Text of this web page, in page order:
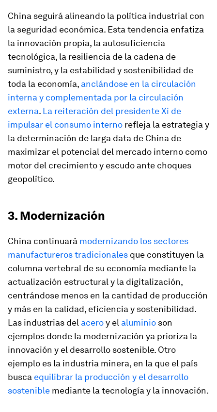
China seguirá alineando la política industrial con
la seguridad económica. Esta tendencia enfatiza
la innovación propia, la autosuficiencia
tecnológica, la resiliencia de la cadena de
suministro, y la estabilidad y sostenibilidad de
toda la economía, anclándose en la circulación
interna y complementada por la circulación
externa. La reiteración del presidente Xi de
impulsar el consumo interno refleja la estrategia y
la determinación de larga data de China de
maximizar el potencial del mercado interno como
motor del crecimiento y escudo ante choques
geopolítico.
3. Modernización
China continuará modernizando los sectores
manufactureros tradicionales que constituyen la
columna vertebral de su economía mediante la
actualización estructural y la digitalización,
centrándose menos en la cantidad de producción
y más en la calidad, eficiencia y sostenibilidad.
Las industrias del aceroy el aluminio son
ejemplos donde la modernización ya prioriza la
innovación y el desarrollo sostenible. Otro
ejemplo es la industria minera, en la que el país
busca equilibrar la producción y el desarrollo
sostenible mediante la tecnología y la innovación.